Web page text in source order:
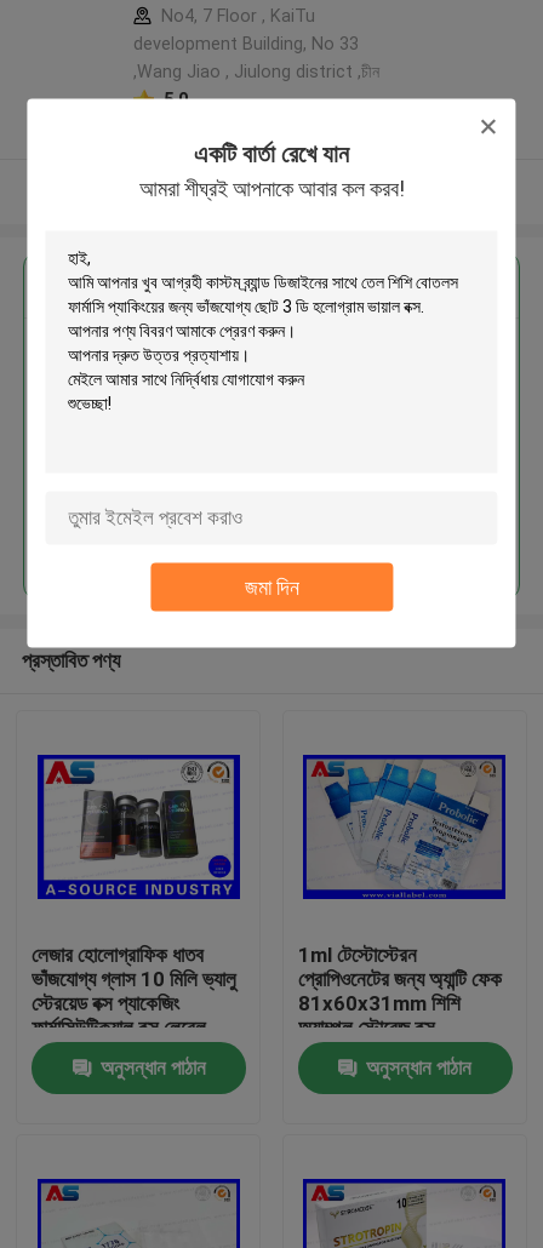
একটি বার্তা রেখে যান
আমরা শীঘ্রই আপনাকে আবার কল করব!
জমা দিন
বাড়ি
আমাদের সম্পর্কে
No4, 7 Floor , KaiTu
development Building, No 33
,Wang Jiao , Jiulong district ,চীন
5.0
আরো দেখুন
এর সেরা মূল্য পান
কাস্টম ব্র্যান্ড ডিজাইনের সাথে তেল শিশি বোতলস
ফার্মাসি প্যাকিংয়ের জন্য ভাঁজযোগ্য ছোট 3 ডি
প্রস্তাবিত পণ্য
লেজার হোলোগ্রাফিক ধাতব
ভাঁজযোগ্য গ্লাস 10 মিলি ভ্যালু
স্টেরয়েড বক্স প্যাকেজিং
ফার্মাসিউটিক্যাল বক্স লেবেল
অনুসন্ধান পাঠান
1ml টেস্টোস্টেরন
প্রোপিওনেটের জন্য অ্যান্টি ফেক
81x60x31mm শিশি
অ্যাম্পুল স্টোরেজ বক্স
অনুসন্ধান পাঠান